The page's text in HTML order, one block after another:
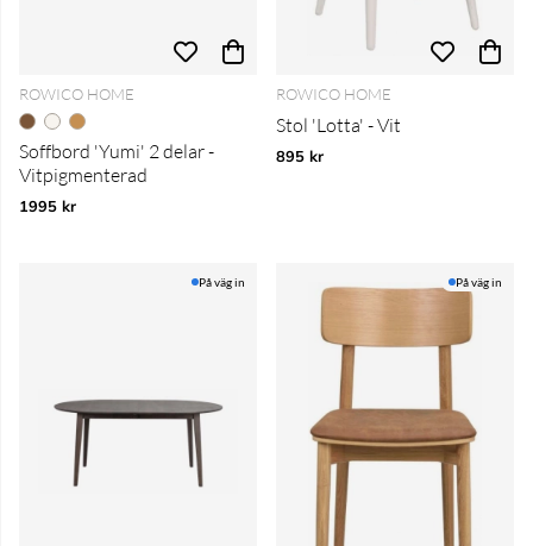
ROWICO HOME
Soffbord 'Yumi' 2 delar -
Vitpigmenterad
1995 kr
ROWICO HOME
Stol 'Lotta' - Vit
895 kr
På väg in På väg in